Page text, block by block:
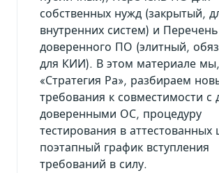
собственных нужд (закрытый,
внутренних систем) и Перечень
доверенного ПО (элитный,
для КИИ). В этом материале
«Стратегия Ра», разбираем
требования к совместимости с
доверенными ОС, процедуру
тестирования в аттестованных
поэтапный график вступления
требований в силу.